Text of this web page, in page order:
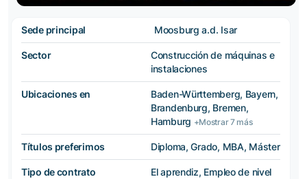
Sede principal Moosburg a.d. Isar
Sector
Construcción de máquinas e
instalaciones
Ubicaciones en
Baden-Württemberg, Bayern,
Brandenburg, Bremen,
Hamburg +Mostrar 7 más
Títulos preferimos Diploma, Grado, MBA, Máster
Tipo de contrato
El aprendiz, Empleo de nivel